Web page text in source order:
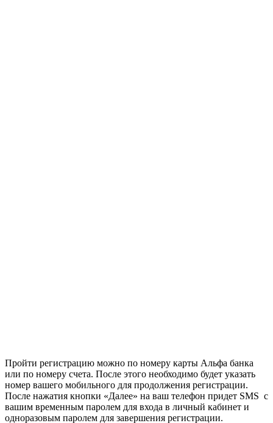
Пройти регистрацию можно по номеру карты Альфа банка
или по номеру счета. После этого необходимо будет указать
номер вашего мобильного для продолжения регистрации.
После нажатия кнопки «Далее» на ваш телефон придет SMS с
вашим временным паролем для входа в личный кабинет и
одноразовым паролем для завершения регистрации.